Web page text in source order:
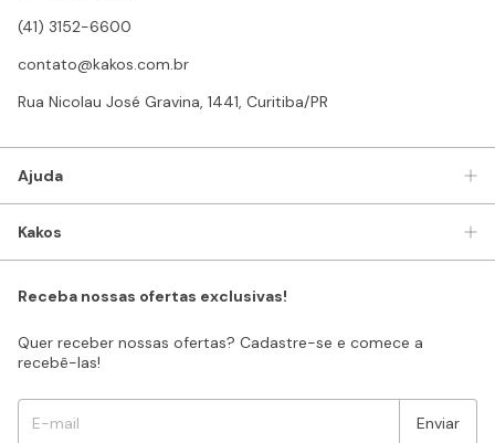
(41) 3152-6600
contato@kakos.com.br
Rua Nicolau José Gravina, 1441, Curitiba/PR
Ajuda
Kakos
Receba nossas ofertas exclusivas!
Quer receber nossas ofertas? Cadastre-se e comece a
recebê-las!